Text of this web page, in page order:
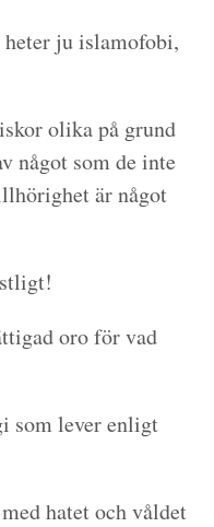
ju islamofobi,
olika på grund
något som de inte
är något
oro för vad
som lever enligt
hatet och våldet